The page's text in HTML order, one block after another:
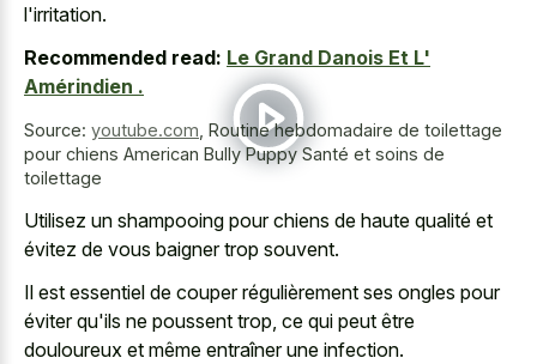
l'irritation.
Recommended read: Le Grand Danois Et L'
Amérindien .
Source: youtube.com Routine hebdomadaire de toilettage
pour chiens American Bully Puppy Santé et soins de
toilettage
Utilisez un shampooing pour chiens de haute qualité et
évitez de vous baigner trop souvent.
Il est essentiel de couper régulièrement ses ongles pour
éviter qu'ils ne poussent trop, ce qui peut être
douloureux et même entraîner une infection.